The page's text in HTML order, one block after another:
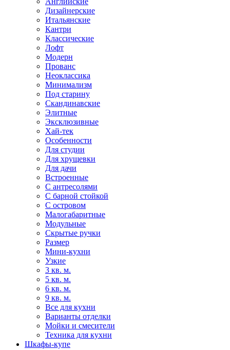
Дизайнерские
Итальянские
Кантри
Классические
Лофт
Модерн
Прованс
Неоклассика
Минимализм
Под старину
Скандинавские
Элитные
Эксклюзивные
Хай-тек
Особенности
Для студии
Для хрущевки
Для дачи
Встроенные
С антресолями
С барной стойкой
С островом
Малогабаритные
Модульные
Скрытые ручки
Размер
Мини-кухни
Узкие
3 кв. м.
5 кв. м.
6 кв. м.
9 кв. м.
Все для кухни
Варианты отделки
Мойки и смесители
Техника для кухни
Шкафы-купе